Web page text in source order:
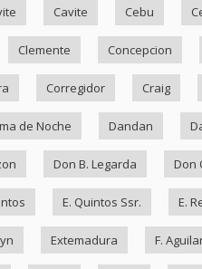
Cavite Cebu
Clemente Concepcion
Corregidor Craig
de Noche Dandan
Don B. Legarda Don
E. Quintos Ssr. E.
Extemadura F.